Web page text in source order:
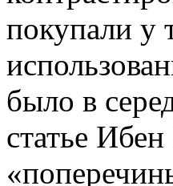
покупали у
было в
статье